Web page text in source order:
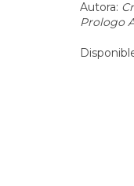
Autora:
Prologo